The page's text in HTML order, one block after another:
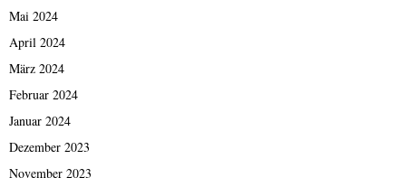
Mai 2024
April 2024
März 2024
Februar 2024
Januar 2024
Dezember 2023
November 2023